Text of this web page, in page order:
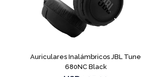
Auriculares Inalámbricos JBL Tune
680NC Black